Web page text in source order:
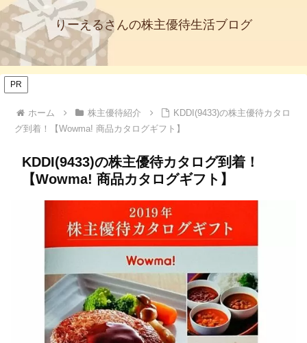
りーえるさんの株主優待生活ブログ
PR
ホーム 株主優待紹介
KDDI(9433)の株主優待カタロ
グ到着！【Wowma! 商品カタログギフト】
KDDI(9433)の株主優待カタログ到着！
【Wowma! 商品カタログギフト】